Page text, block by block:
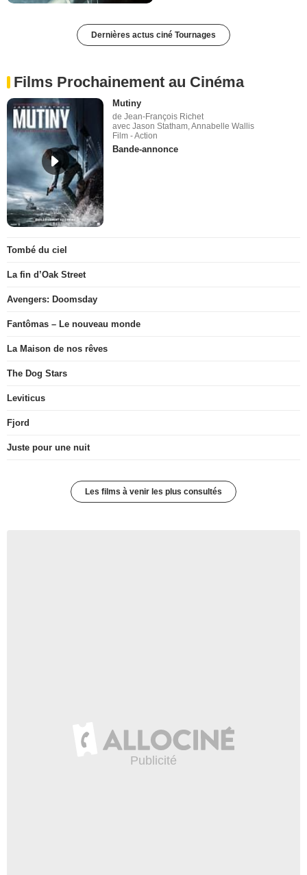
Dernières actus ciné Tournages
Films Prochainement au Cinéma
Mutiny
de Jean-François Richet
avec Jason Statham, Annabelle Wallis
Film - Action
Bande-annonce
Tombé du ciel
La fin d’Oak Street
Avengers: Doomsday
Fantômas – Le nouveau monde
La Maison de nos rêves
The Dog Stars
Leviticus
Fjord
Juste pour une nuit
Les films à venir les plus consultés